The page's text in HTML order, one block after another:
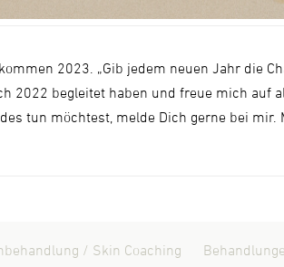
2023. „Gib jedem neuen Jahr die
2022 begleitet haben und freue mich auf
tun möchtest, melde Dich gerne bei
/ Skin Coaching